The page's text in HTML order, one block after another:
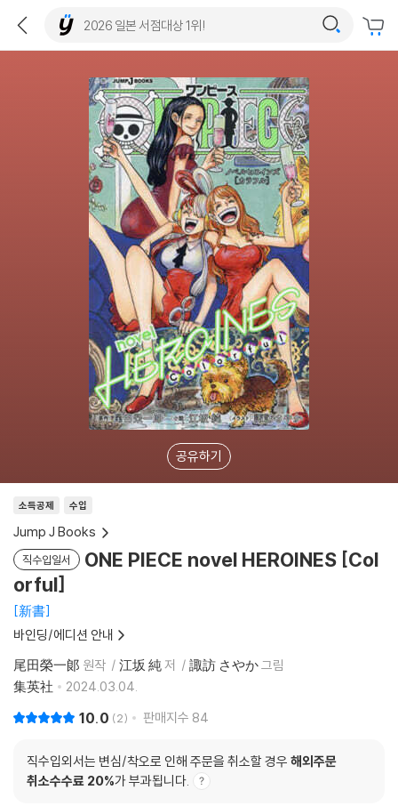
공유하기
소득공제 수입
Jump J Books
직수입일서
ONE PIECE novel HEROINES [Col
orful]
新書
바인딩/에디션 안내
尾田榮一郞 원작 江坂 純저 諏訪 さやか그림
集英社
2024.03.04.
10.0 2 판매지수 84
직수입외서는 변심/착오로 인해 주문을 취소할 경우 해외주문
취소수수료 20%가 부과됩니다.